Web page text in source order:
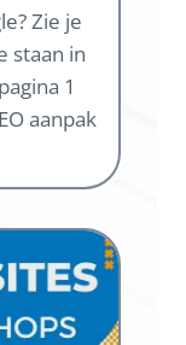
Zie je
staan in
1
aanpak